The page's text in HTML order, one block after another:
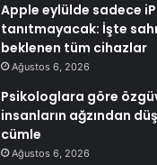
Apple eylülde sadece
tanıtmayacak: İşte
beklenen tüm cihazlar
Ağustos 6, 2026
Psikologlara göre
insanların ağzından
cümle
Ağustos 6, 2026